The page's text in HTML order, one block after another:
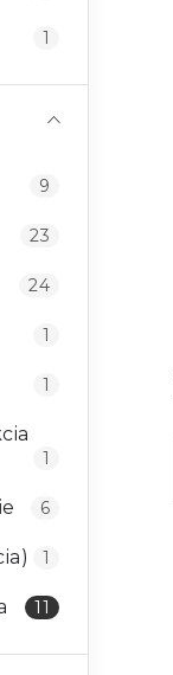
1
9
23
24
1
1
1
6
1
11